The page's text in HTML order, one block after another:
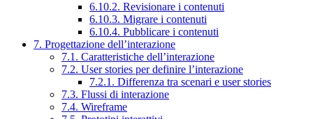
6.10.2. Revisionare i contenuti
6.10.3. Migrare i contenuti
6.10.4. Pubblicare i contenuti
7. Progettazione dell’interazione
7.1. Caratteristiche dell’interazione
7.2. User stories per definire l’interazione
7.2.1. Differenza tra scenari e user stories
7.3. Flussi di interazione
7.4. Wireframe